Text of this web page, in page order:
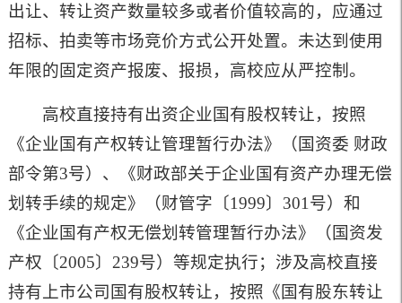
出让、转让资产数量较多或者价值较高的，应通过
招标、拍卖等市场竞价方式公开处置。未达到使用
年限的固定资产报废、报损，高校应从严控制。
高校直接持有出资企业国有股权转让，按照
《企业国有产权转让管理暂行办法》（国资委 财政
部令第3号）、《财政部关于企业国有资产办理无偿
划转手续的规定》（财管字〔1999〕 301 号）和
《企业国有产权无偿划转管理暂行办法》（国资发
产权〔2005〕 239号）等规定执行；涉及高校直接
持有上市公司国有股权转让，按照《国有股东转让